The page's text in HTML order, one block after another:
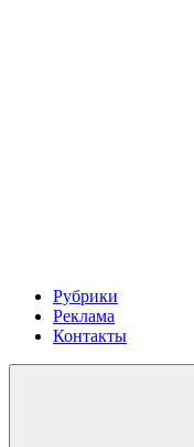
Рубрики
Реклама
Контакты